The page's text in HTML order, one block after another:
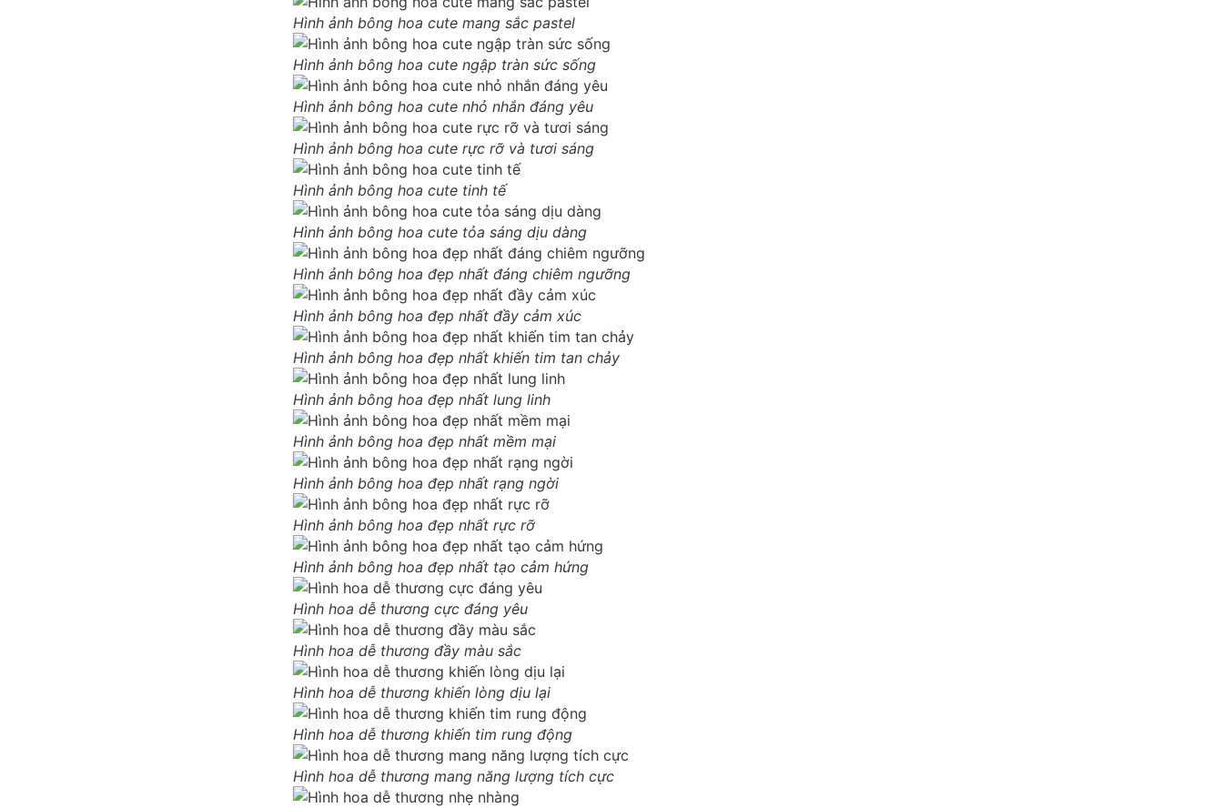
Hình ảnh bông hoa cute mang sắc pastel
Hình ảnh bông hoa cute ngập tràn sức sống
Hình ảnh bông hoa cute nhỏ nhắn đáng yêu
Hình ảnh bông hoa cute rực rỡ và tươi sáng
Hình ảnh bông hoa cute tinh tế
Hình ảnh bông hoa cute tỏa sáng dịu dàng
Hình ảnh bông hoa đẹp nhất đáng chiêm ngưỡng
Hình ảnh bông hoa đẹp nhất đầy cảm xúc
Hình ảnh bông hoa đẹp nhất khiến tim tan chảy
Hình ảnh bông hoa đẹp nhất lung linh
Hình ảnh bông hoa đẹp nhất mềm mại
Hình ảnh bông hoa đẹp nhất rạng ngời
Hình ảnh bông hoa đẹp nhất rực rỡ
Hình ảnh bông hoa đẹp nhất tạo cảm hứng
Hình hoa dễ thương cực đáng yêu
Hình hoa dễ thương đầy màu sắc
Hình hoa dễ thương khiến lòng dịu lại
Hình hoa dễ thương khiến tim rung động
Hình hoa dễ thương mang năng lượng tích cực